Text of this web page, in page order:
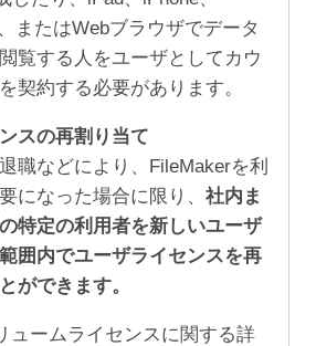
またはWebブラウザでデータ
覧する人をユーザとしてカウ
契約する必要があります。
スの再割り当て
職などにより、FileMakerを利
になった場合に限り、 社内ま
特定の利用者を新しいユーザ
囲内でユーザライセンスを再
ができます。
ュームライセンスに関する詳